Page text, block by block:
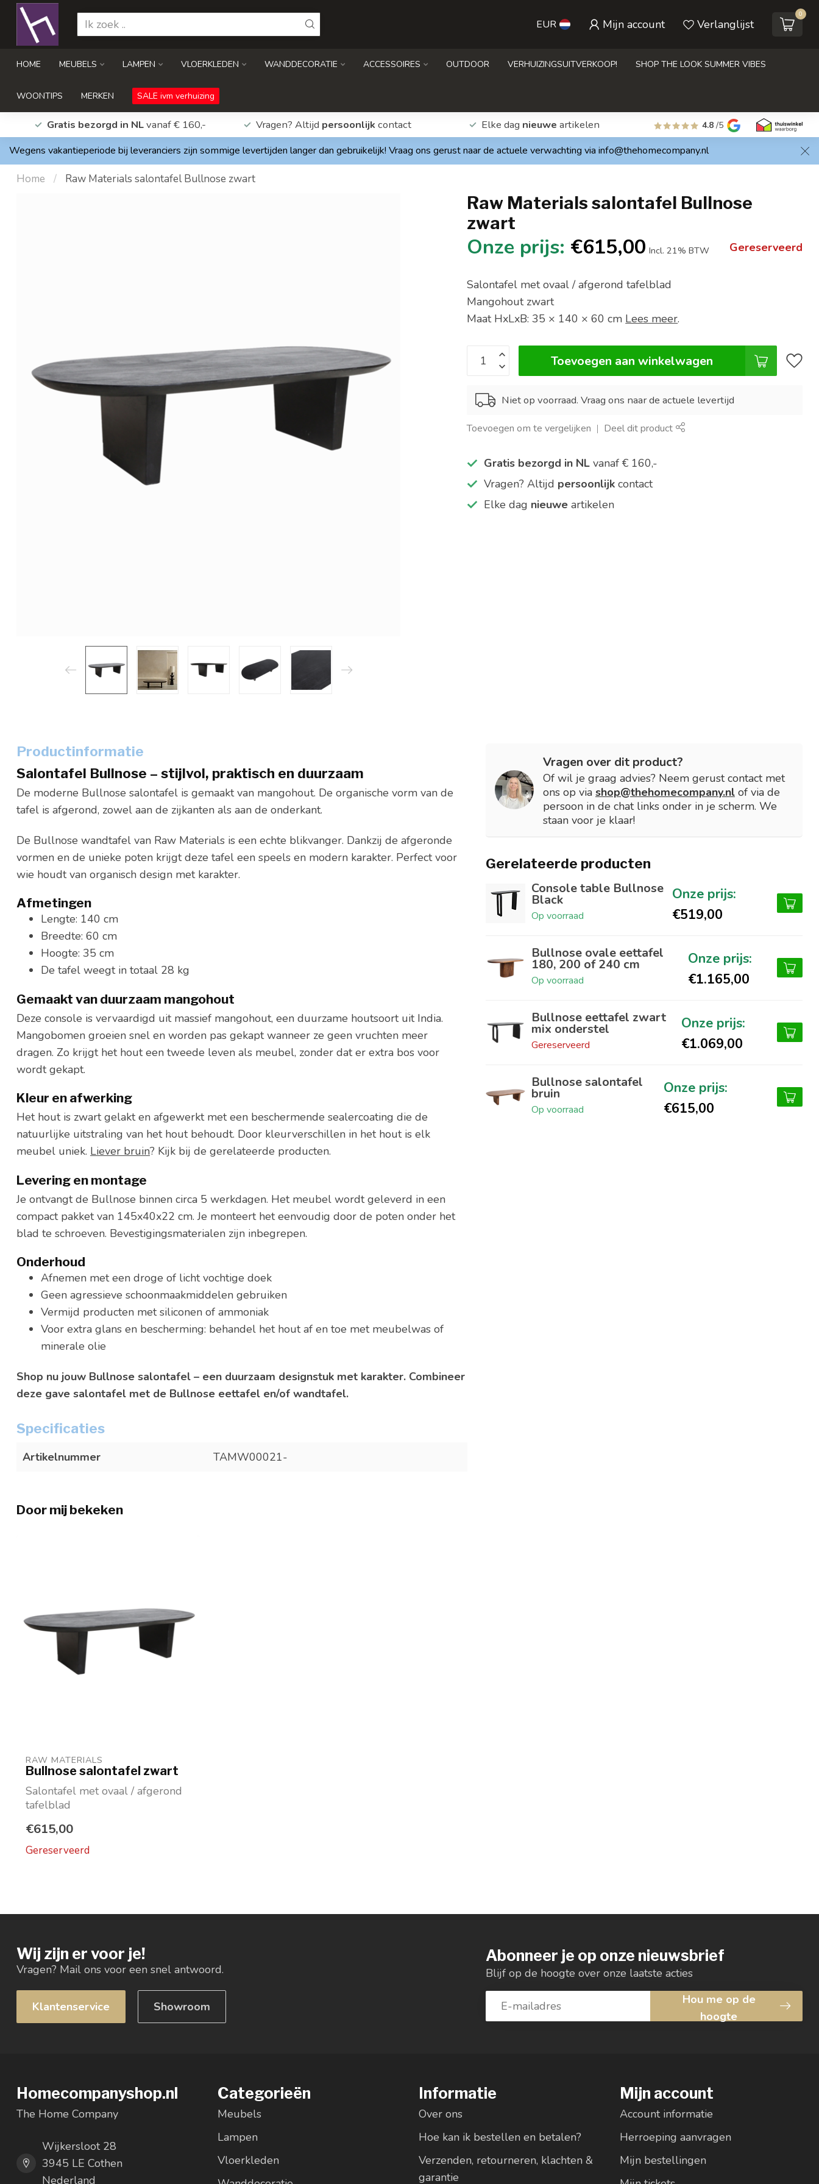
EUR Mijn account Verlanglijst
0
HOME MEUBELS LAMPEN VLOERKLEDEN WANDDECORATIE ACCESSOIRES OUTDOOR VERHUIZINGSUITVERKOOP! SHOP THE LOOK SUMMER VIBES
WOONTIPS MERKEN SALE ivm verhuizing
Gratis bezorgd in NLvanaf € 160,- Vragen? Altijd persoonlijk contact Elke dag nieuwe artikelen 4.8 /5
Wegens vakantieperiode bij leveranciers zijn sommige levertijden langer dan gebruikelijk! Vraag ons gerust naar de actuele verwachting via info@thehomecompany.nl
Home / Raw Materials salontafel Bullnose zwart
Raw Materials salontafel Bullnose
zwart
€615,00 Incl. 21% BTW Gereserveerd
Salontafel met ovaal / afgerond tafelblad
Mangohout zwart
Maat HxLxB: 35 × 140 × 60 cm Lees meer.
Toevoegen aan winkelwagen
Niet op voorraad. Vraag ons naar de actuele levertijd
Toevoegen om te vergelijken Deel dit product
Gratis bezorgd in NL vanaf € 160,-
Vragen? Altijd persoonlijk contact
Elke dag nieuwe artikelen
Productinformatie
Salontafel Bullnose – stijlvol, praktisch en duurzaam
De moderne Bullnose salontafel is gemaakt van mangohout. De organische vorm van de
tafel is afgerond, zowel aan de zijkanten als aan de onderkant.
De Bullnose wandtafel van Raw Materials is een echte blikvanger. Dankzij de afgeronde
vormen en de unieke poten krijgt deze tafel een speels en modern karakter. Perfect voor
wie houdt van organisch design met karakter.
Afmetingen
Lengte: 140 cm
Breedte: 60 cm
Hoogte: 35 cm
De tafel weegt in totaal 28 kg
Gemaakt van duurzaam mangohout
Deze console is vervaardigd uit massief mangohout, een duurzame houtsoort uit India.
Mangobomen groeien snel en worden pas gekapt wanneer ze geen vruchten meer
dragen. Zo krijgt het hout een tweede leven als meubel, zonder dat er extra bos voor
wordt gekapt.
Kleur en afwerking
Het hout is zwart gelakt en afgewerkt met een beschermende sealercoating die de
natuurlijke uitstraling van het hout behoudt. Door kleurverschillen in het hout is elk
meubel uniek. Liever bruin? Kijk bij de gerelateerde producten.
Levering en montage
Je ontvangt de Bullnose binnen circa 5 werkdagen. Het meubel wordt geleverd in een
compact pakket van 145x40x22 cm. Je monteert het eenvoudig door de poten onder het
blad te schroeven. Bevestigingsmaterialen zijn inbegrepen.
Onderhoud
Afnemen met een droge of licht vochtige doek
Geen agressieve schoonmaakmiddelen gebruiken
Vermijd producten met siliconen of ammoniak
Voor extra glans en bescherming: behandel het hout af en toe met meubelwas of
minerale olie
Shop nu jouw Bullnose salontafel – een duurzaam designstuk met karakter. Combineer
deze gave salontafel met de Bullnose eettafel en/of wandtafel.
Specificaties
Artikelnummer TAMW00021-
Vragen over dit product?
Of wil je graag advies? Neem gerust contact met
ons op via shop@thehomecompany.nl of via de
persoon in de chat links onder in je scherm. We
staan voor je klaar!
Gerelateerde producten
Console table Bullnose
Black
Op voorraad €519,00
Bullnose ovale eettafel
180, 200 of 240 cm
Op voorraad €1.165,00
Bullnose eettafel zwart
mix onderstel
Gereserveerd €1.069,00
Bullnose salontafel
bruin
Op voorraad €615,00
Door mij bekeken
RAW MATERIALS
Bullnose salontafel zwart
Salontafel met ovaal / afgerond
tafelblad
Maat HxLxB: 35 × 14...
€615,00
Gereserveerd
Wij zijn er voor je!
Vragen? Mail ons voor een snel antwoord.
Klantenservice Showroom
Abonneer je op onze nieuwsbrief
Blijf op de hoogte over onze laatste acties
Hou me op de
hoogte
Homecompanyshop.nl
The Home Company
Wijkersloot 28
3945 LE Cothen
Nederland
Categorieën
Meubels
Lampen
Vloerkleden
Informatie
Over ons
Hoe kan ik bestellen en betalen?
Verzenden, retourneren, klachten &
garantie
Mijn account
Account informatie
Herroeping aanvragen
Mijn bestellingen